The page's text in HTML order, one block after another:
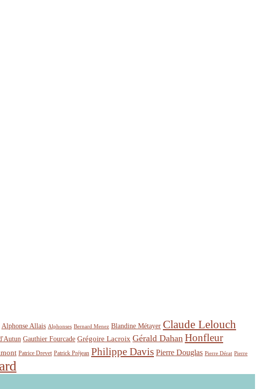
Alphonse Allais Alphonses Bernard Menez Blandine Métayer Claude Lelouch
Gauthier Fourcade Grégoire Lacroix Gérald Dahan Honfleur
Patrice Drevet Patrick Préjean Philippe Davis Pierre Douglas Pierre Dérat Pierre